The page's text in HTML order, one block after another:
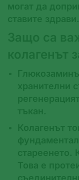
могат да
Защо са
колагенът
хранителни
Това е